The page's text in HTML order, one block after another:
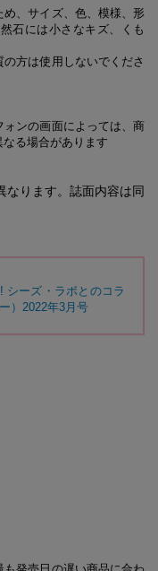
、サイズ、色、模様、形
石には小さなキズ、くも
方は使用しないでくださ
ンの画面によっては、商
る場合があります
ります。誌面内容は同
シーズ・ラボとのコラ
ジー）2022年3月号